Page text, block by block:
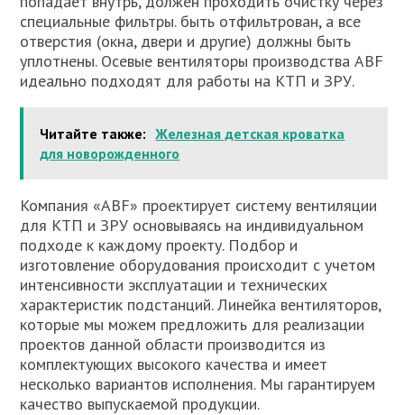
специальные фильтры. быть отфильтрован, а все
отверстия (окна, двери и другие) должны быть
уплотнены. Осевые вентиляторы производства ABF
идеально подходят для работы на КТП и ЗРУ.
Читайте также: Железная детская кроватка
для новорожденного
Компания «ABF» проектирует систему вентиляции
для КТП и ЗРУ основываясь на индивидуальном
подходе к каждому проекту. Подбор и
изготовление оборудования происходит с учетом
интенсивности эксплуатации и технических
характеристик подстанций. Линейка вентиляторов,
которые мы можем предложить для реализации
проектов данной области производится из
комплектующих высокого качества и имеет
несколько вариантов исполнения. Мы гарантируем
качество выпускаемой продукции.